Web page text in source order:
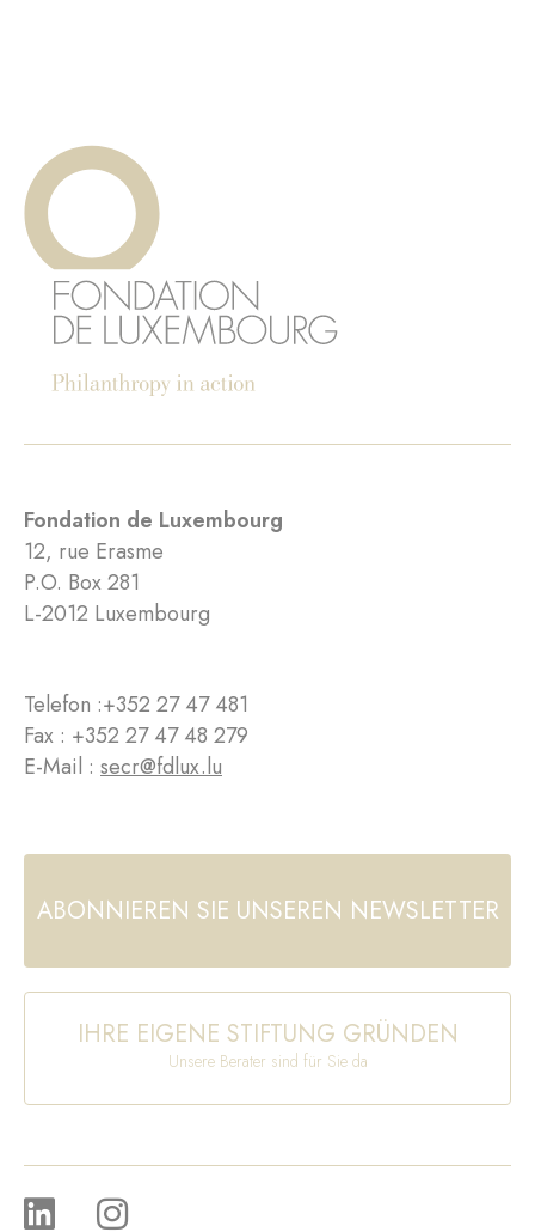
Fondation de Luxembourg
12, rue Erasme
P.O. Box 281
L-2012 Luxembourg
Telefon :+352 27 47 481
Fax : +352 27 47 48 279
E-Mail : secr@fdlux.lu
ABONNIEREN SIE UNSEREN NEWSLETTER
IHRE EIGENE STIFTUNG GRÜNDEN
Unsere Berater sind für Sie da